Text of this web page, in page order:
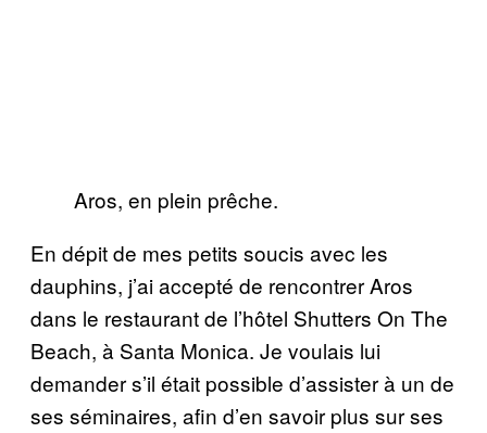
Aros, en plein prêche.
En dépit de mes petits soucis avec les
dauphins, j’ai accepté de rencontrer Aros
dans le restaurant de l’hôtel Shutters On The
Beach, à Santa Monica. Je voulais lui
demander s’il était possible d’assister à un de
ses séminaires, afin d’en savoir plus sur ses